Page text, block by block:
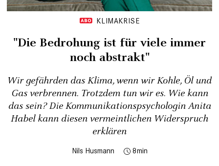
KLIMAKRISE
"Die Bedrohung ist für viele immer
noch abstrakt"
Wir gefährden das Klima, wenn wir Kohle, Öl und
Gas verbrennen. Trotzdem tun wir es. Wie kann
das sein? Die Kommunikationspsychologin Anita
Habel kann diesen vermeintlichen Widerspruch
erklären
Nils Husmann 8